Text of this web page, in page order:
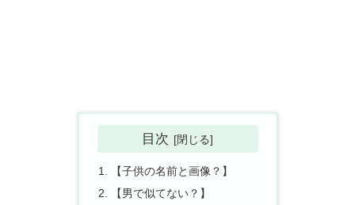
目次
【子供の名前と画像？】
【男で似てない？】